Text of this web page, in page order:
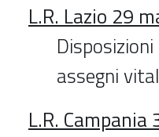
L.R. Lazio 29
assegni
L.R.